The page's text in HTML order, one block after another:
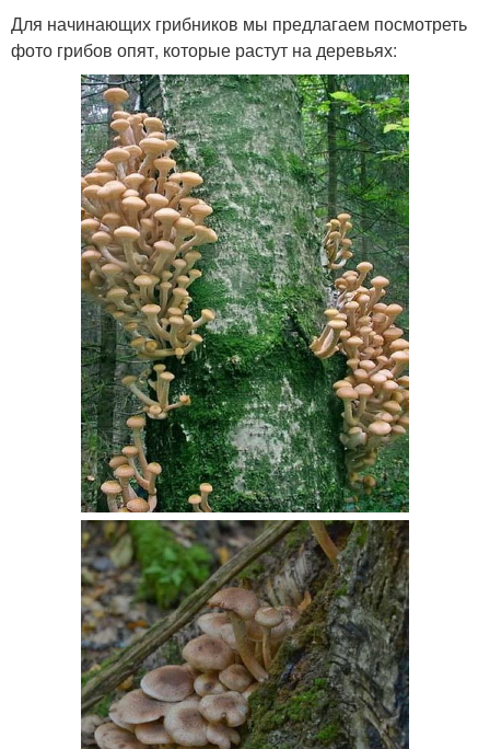
Для начинающих грибников мы предлагаем посмотреть
фото грибов опят, которые растут на деревьях: